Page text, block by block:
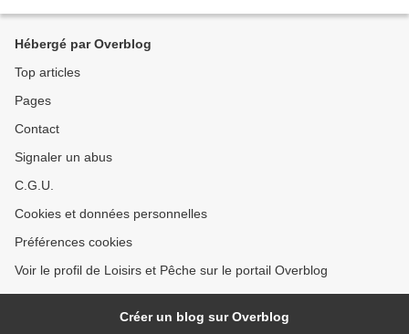
Hébergé par Overblog
Top articles
Pages
Contact
Signaler un abus
C.G.U.
Cookies et données personnelles
Préférences cookies
Voir le profil de Loisirs et Pêche sur le portail Overblog
Créer un blog sur Overblog